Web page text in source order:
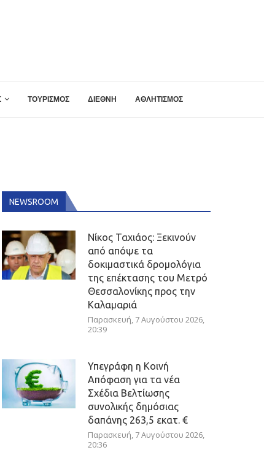
ΤΟΥΡΙΣΜΟΣ ΔΙΕΘΝΗ ΑΘΛΗΤΙΣΜΟΣ
NEWSROOM
Νίκος Ταχιάος: Ξεκινούν
από απόψε τα
δοκιμαστικά δρομολόγια
της επέκτασης του Μετρό
Θεσσαλονίκης προς την
Καλαμαριά
Παρασκευή, 7 Αυγούστου 2026,
20:39
Υπεγράφη η Κοινή
Απόφαση για τα νέα
Σχέδια Βελτίωσης
συνολικής δημόσιας
δαπάνης 263,5 εκατ. €
Παρασκευή, 7 Αυγούστου 2026,
20:36